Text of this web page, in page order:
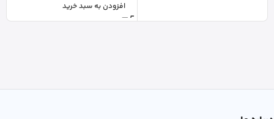
افزودن به سبد خرید